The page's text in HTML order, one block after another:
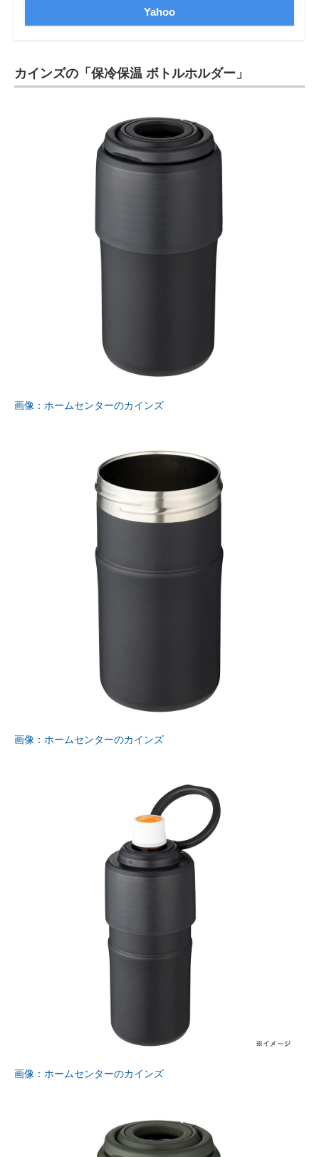
Yahoo
カインズの「保冷保温 ボトルホルダー」
画像：ホームセンターのカインズ
画像：ホームセンターのカインズ
画像：ホームセンターのカインズ